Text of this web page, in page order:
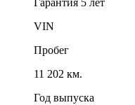
Гарантия 5 лет
VIN
Пробег
11 202 км.
Год выпуска